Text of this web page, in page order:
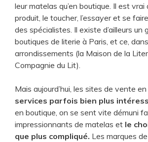
leur matelas qu’en boutique. Il est vrai
produit, le toucher, l’essayer et se
des spécialistes. Il existe d’ailleurs un
boutiques de literie à Paris, et ce,
arrondissements (la Maison de la
Compagnie du Lit).
Mais aujourd’hui, les sites de vente
services parfois bien plus
en boutique, on se sent vite démuni
impressionnants de matelas et le
que plus compliqué. Les marques